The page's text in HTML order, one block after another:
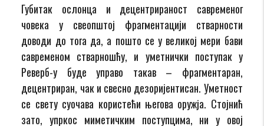
Губитак ослонца и децентрираност савременог
човека у свеопштој фрагментацији стварности
доводи до тога да, а пошто се у великој мери бави
савременом стварношћу, и уметнички поступак у
Реверб-у буде управо такав – фрагментаран,
децентриран, чак и свесно дезоријентисан. Уметност
се свету суочава користећи његова оружја. Стојнић
зато, упркос миметичким поступцима, ни у овој